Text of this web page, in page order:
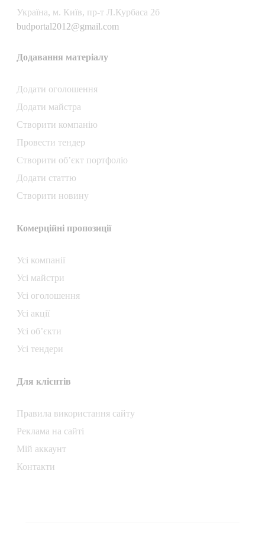
Українa, м. Київ, пр-т Л.Курбаса 2б
budportal2012@gmail.com
Додавання матеріалу
Додати oголошення
Додати майстра
Створити компанiю
Провести тендер
Створити об’єкт портфоліо
Додати статтю
Створити новину
Комерційні пропозиції
Усі компанії
Усі майстри
Усі оголошення
Усі акції
Усі об’єкти
Усі тендери
Для клієнтів
Правила використання сайту
Реклама на сайті
Мій аккаунт
Контакти